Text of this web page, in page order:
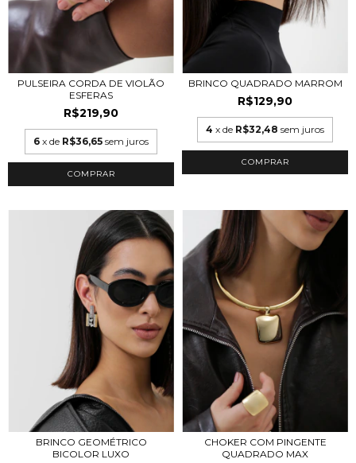
PULSEIRA CORDA DE VIOLÃO
ESFERAS
R$219,90
6 x de R$36,65 sem juros
COMPRAR
BRINCO QUADRADO MARROM
R$129,90
4 x de R$32,48 sem juros
BRINCO GEOMÉTRICO
BICOLOR LUXO
CHOKER COM PINGENTE
QUADRADO MAX